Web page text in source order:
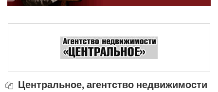
Объявления Недвижимость Услуги
Центральное, агентство недвижимости